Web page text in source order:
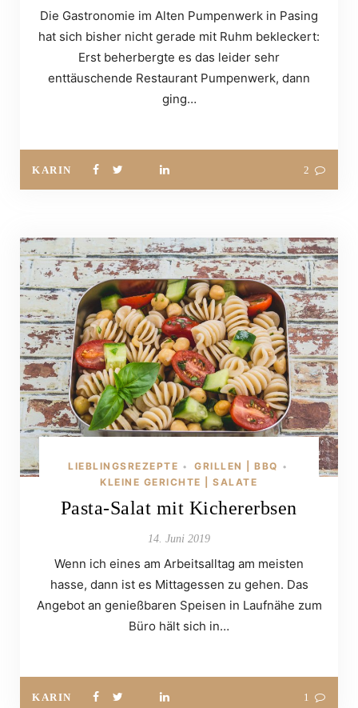
Die Gastronomie im Alten Pumpenwerk in Pasing
hat sich bisher nicht gerade mit Ruhm bekleckert:
Erst beherbergte es das leider sehr
enttäuschende Restaurant Pumpenwerk, dann
ging…
KARIN 2
LIEBLINGSREZEPTE • GRILLEN | BBQ •
KLEINE GERICHTE | SALATE
Pasta-Salat mit Kichererbsen
14. Juni 2019
Wenn ich eines am Arbeitsalltag am meisten
hasse, dann ist es Mittagessen zu gehen. Das
Angebot an genießbaren Speisen in Laufnähe zum
Büro hält sich in…
KARIN 1